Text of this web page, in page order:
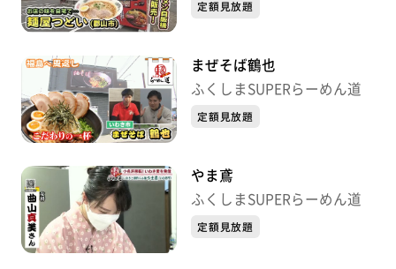
定額見放題
まぜそば鶴也
ふくしまSUPERらーめん道
定額見放題
やま鳶
ふくしまSUPERらーめん道
定額見放題